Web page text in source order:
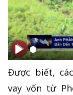
Bắt
đầu
Bắt
đầu
Được biết,
vay vốn từ